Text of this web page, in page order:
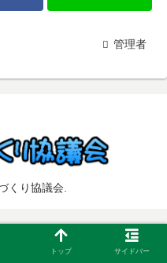
管理者
くり協議会.
トップ サイドバー